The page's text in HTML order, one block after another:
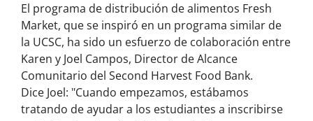
El programa de distribución de alimentos Fresh
Market, que se inspiró en un programa similar de
la UCSC, ha sido un esfuerzo de colaboración entre
Karen y Joel Campos, Director de Alcance
Comunitario del Second Harvest Food Bank.
Dice Joel: "Cuando empezamos, estábamos
tratando de ayudar a los estudiantes a inscribirse